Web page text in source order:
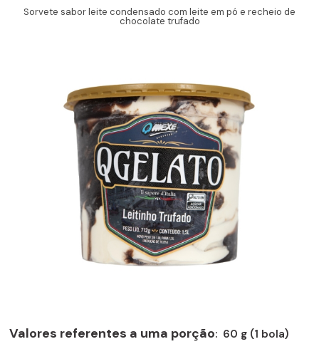
Sorvete sabor leite condensado com leite em pó e recheio de
chocolate trufado
Valores referentes a uma porção: 60 g (1 bola)